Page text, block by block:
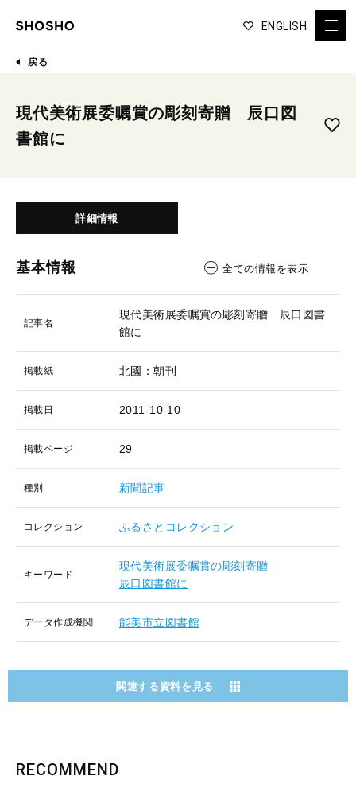
ENGLISH
戻る
現代美術展委嘱賞の彫刻寄贈 辰口図
書館に
詳細情報
基本情報 全ての情報を表示
記事名
現代美術展委嘱賞の彫刻寄贈 辰口図書
館に
掲載紙 北國：朝刊
掲載日 2011-10-10
掲載ページ 29
種別 新聞記事
コレクション ふるさとコレクション
キーワード
現代美術展委嘱賞の彫刻寄贈
辰口図書館に
データ作成機関 能美市立図書館
関連する資料を見る
RECOMMEND